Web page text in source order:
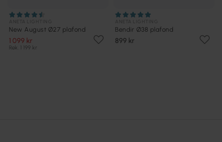
New August Ø27 plafond
1 099 kr
Rek. 1 199 kr
Bendir Ø38 plafond
899 kr